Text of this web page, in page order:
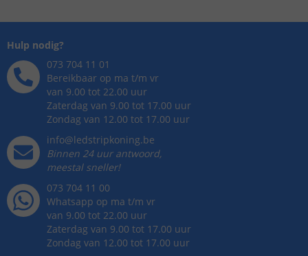
Hulp nodig?
073 704 11 01
Bereikbaar op ma t/m vr
van 9.00 tot 22.00 uur
Zaterdag van 9.00 tot 17.00 uur
Zondag van 12.00 tot 17.00 uur
info@ledstripkoning.be
Binnen 24 uur antwoord,
meestal sneller!
073 704 11 00
Whatsapp op ma t/m vr
van 9.00 tot 22.00 uur
Zaterdag van 9.00 tot 17.00 uur
Zondag van 12.00 tot 17.00 uur